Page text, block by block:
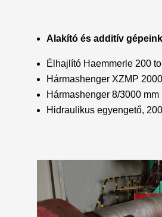
Alakító és additív gépeink
Élhajlító Haemmerle 200
Hármashenger XZMP
Hármashenger 8/3000
Hidraulikus egyengető,